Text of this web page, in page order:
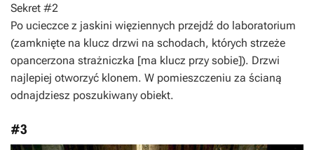
Sekret #2
Po ucieczce z jaskini więziennych przejdź do laboratorium
(zamknięte na klucz drzwi na schodach, których strzeże
opancerzona strażniczka [ma klucz przy sobie]). Drzwi
najlepiej otworzyć klonem. W pomieszczeniu za ścianą
odnajdziesz poszukiwany obiekt.
#3